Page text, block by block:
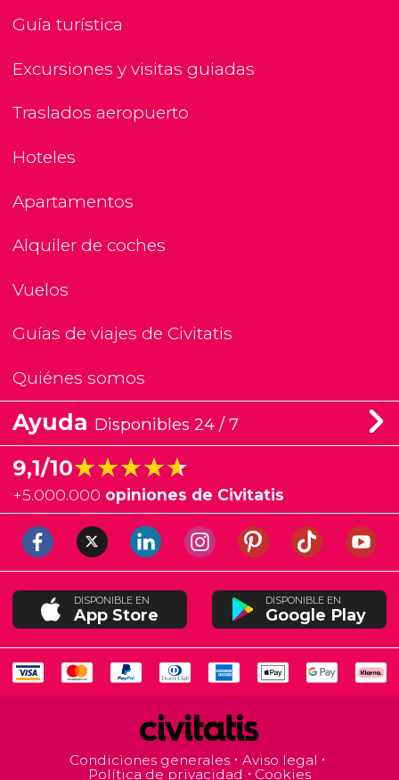
Guía turística
Excursiones y visitas guiadas
Traslados aeropuerto
Hoteles
Apartamentos
Alquiler de coches
Vuelos
Guías de viajes de Civitatis
Quiénes somos
Ayuda Disponibles 24 / 7
9,1/10★★★★★
★★★★★
+5.000.000 opiniones de Civitatis
DISPONIBLE EN
App Store
DISPONIBLE EN
Google Play
Condiciones generales
Aviso legal
Política de privacidad
Cookies